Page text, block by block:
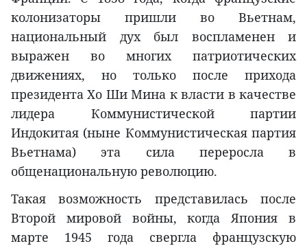
колонизаторы пришли во Вьетнам,
национальный дух был воспламенен и
выражен во многих патриотических
движениях, но только после прихода
президента Хо Ши Мина к власти в качестве
лидера Коммунистической партии
Индокитая (ныне Коммунистическая партия
Вьетнама) эта сила переросла в
общенациональную революцию.
Такая возможность представилась после
Второй мировой войны, когда Япония в
марте 1945 года свергла французскую